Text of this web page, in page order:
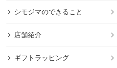
シモジマのできること
店舗紹介
ギフトラッピング